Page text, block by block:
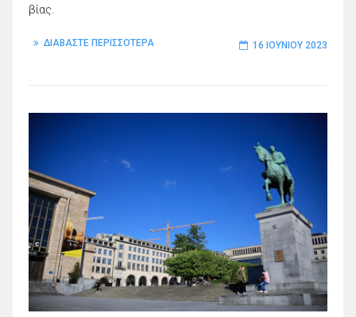
βίας.
ΔΙΑΒΑΣΤΕ ΠΕΡΙΣΣΟΤΕΡΑ 16 ΙΟΥΝΊΟΥ 2023